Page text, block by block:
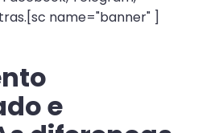
name="banner" ]
e